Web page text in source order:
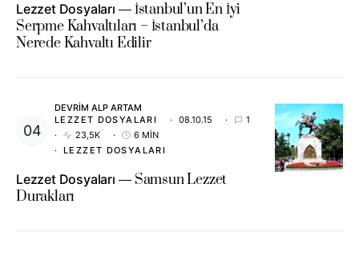
Lezzet Dosyaları
İstanbul’un En İyi
Serpme Kahvaltıları – İstanbul’da
Nerede Kahvaltı Edilir
DEVRIM ALP ARTAM
LEZZET DOSYALARI
08.10.15
1
23,5K
6 MIN
LEZZET DOSYALARI
Lezzet Dosyaları
Samsun Lezzet
Durakları